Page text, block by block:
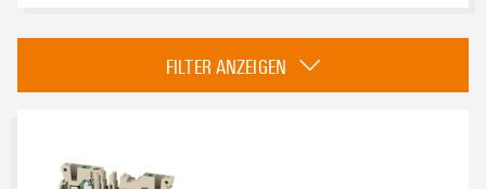
Zulassungen
FILTER ANZEIGEN